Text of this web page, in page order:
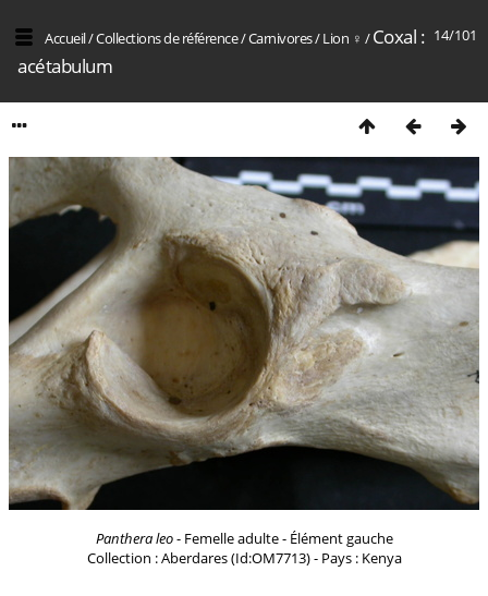
14/101
Accueil/Collections de référence/Carnivores/Lion ♀ /Coxal :
acétabulum
Panthera leo- Femelle adulte - Élément gauche
Collection : Aberdares (Id:OM7713) - Pays : Kenya